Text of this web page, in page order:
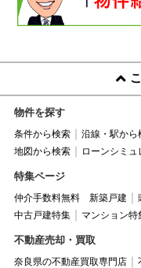
物件を探す
条件から検索 沿線・駅から
地図から検索
ローンシミュ
特集ページ
仲介手数料無料 新築戸建
中古戸建特集
マンション特
不動産売却・買取
奈良県の不動産買取専門店